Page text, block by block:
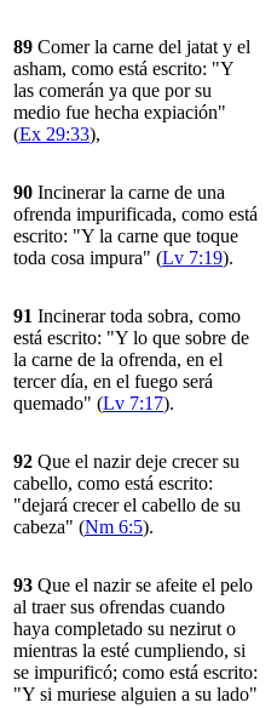
89 Comer la carne del jatat y el
asham, como está escrito: "Y
las comerán ya que por su
medio fue hecha expiación"
(Ex 29:33),
90 Incinerar la carne de una
ofrenda impurificada, como está
escrito: "Y la carne que toque
toda cosa impura" (Lv 7:19).
91 Incinerar toda sobra, como
está escrito: "Y lo que sobre de
la carne de la ofrenda, en el
tercer día, en el fuego será
quemado" (Lv 7:17).
92 Que el nazirdeje crecer su
cabello, como está escrito:
"dejará crecer el cabello de su
cabeza" (Nm 6:5).
93 Que el nazir se afeite el pelo
al traer sus ofrendas cuando
haya completado su nezirut o
mientras la esté cumpliendo, si
se impurificó; como está escrito:
"Y si muriese alguien a su lado"